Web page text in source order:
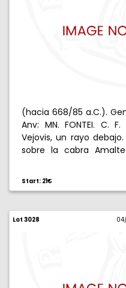
(hacia 668/85 a.C.).
Anv: MN. FONTEI. C.
Vejovis, un rayo
sobre la cabra
Sirvió como joya. (MBC).
Start: 21€
Lot 3028